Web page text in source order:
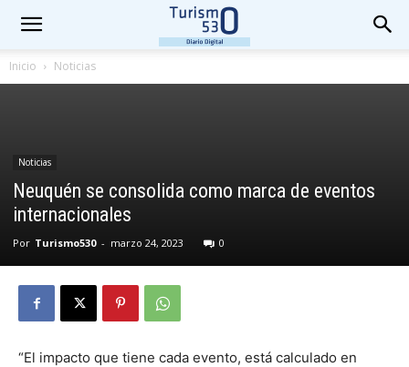
Inicio Noticias
Noticias
Neuquén se consolida como marca de eventos
internacionales
Por Turismo530 - marzo 24, 2023 0
“El impacto que tiene cada evento, está calculado en